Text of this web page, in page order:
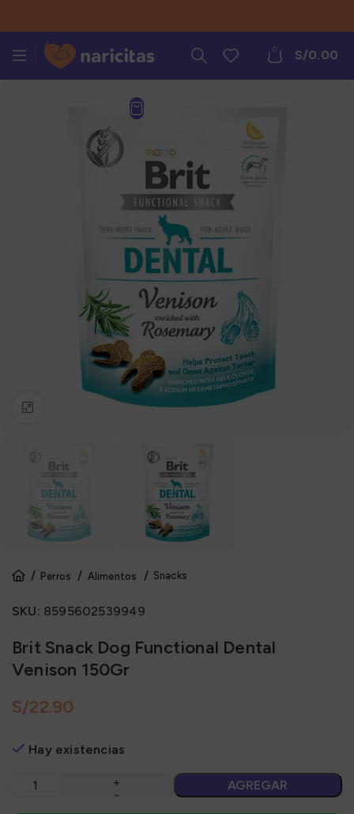
0 S/0.00
Perros Alimentos Snacks
SKU: 8595602539949
Brit Snack Dog Functional Dental
Venison 150Gr
S/
Hay existencias
AGREGAR